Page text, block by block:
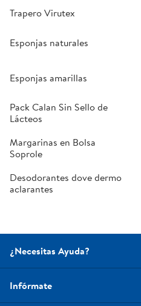
Trapero Virutex
Esponjas naturales
Esponjas amarillas
Pack Calan Sin Sello de
Lácteos
Margarinas en Bolsa
Soprole
Desodorantes dove dermo
aclarantes
¿Necesitas Ayuda?
Infórmate